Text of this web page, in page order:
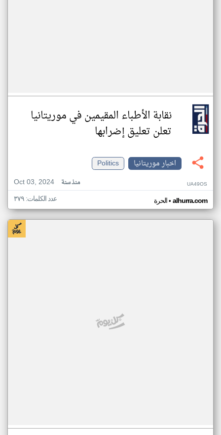
نقابة الأطباء المقيمين في موريتانيا
تعلن تعليق إضرابها
اخبار موريتانيا
Politics
Oct 03, 2024
منذ سنة UA49OS
الحرة• alhurra.com عدد الكلمات: ٣٧٩